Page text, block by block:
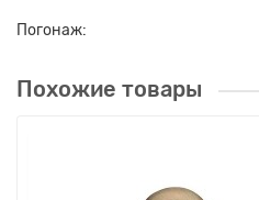
Погонаж:
Похожие товары